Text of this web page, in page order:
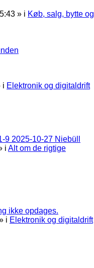
» i Køb, salg, bytte og
i Elektronik og digitaldrift
2025-10-27 Niebüll
i Alt om de rigtige
ikke opdages.
i Elektronik og digitaldrift